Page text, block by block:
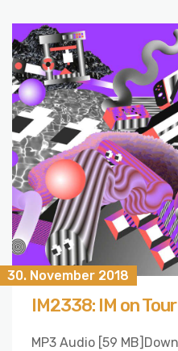
30. November 2018
IM2338: IM on
MP3 Audio [59